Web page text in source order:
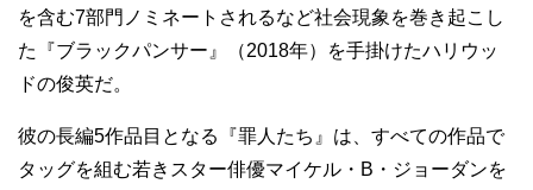
を含む7部門ノミネートされるなど社会現象を巻き起こし
た『ブラックパンサー』（2018年）を手掛けたハリウッ
ドの俊英だ。
彼の長編5作品目となる『罪人たち』は、すべての作品で
タッグを組む若きスター俳優マイケル・B・ジョーダンを